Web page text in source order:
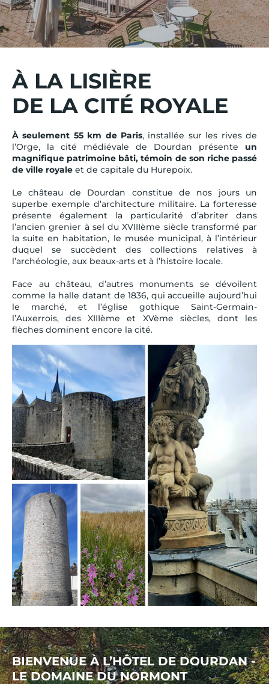
À LA LISIÈRE
DE LA CITÉ ROYALE
À seulement 55 km de Paris, installée sur les rives de
l’Orge, la cité médiévale de Dourdan présente un
magnifique patrimoine bâti, témoin de son riche passé
de ville royale et de capitale du Hurepoix.
Le château de Dourdan constitue de nos jours un
superbe exemple d’architecture militaire. La forteresse
présente également la particularité d’abriter dans
l’ancien grenier à sel du XVIIIème siècle transformé par
la suite en habitation, le musée municipal, à l’intérieur
duquel se succèdent des collections relatives à
l’archéologie, aux beaux-arts et à l’histoire locale.
Face au château, d’autres monuments se dévoilent
comme la halle datant de 1836, qui accueille aujourd’hui
le marché, et l’église gothique Saint-Germain-
l’Auxerrois, des XIIIème et XVème siècles, dont les
flèches dominent encore la cité.
BIENVENUE À L’HÔTEL DE DOURDAN -
LE DOMAINE DU NORMONT